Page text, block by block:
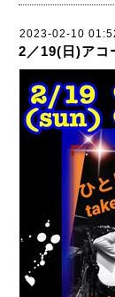
2023-02-10
2／19(日)アコ